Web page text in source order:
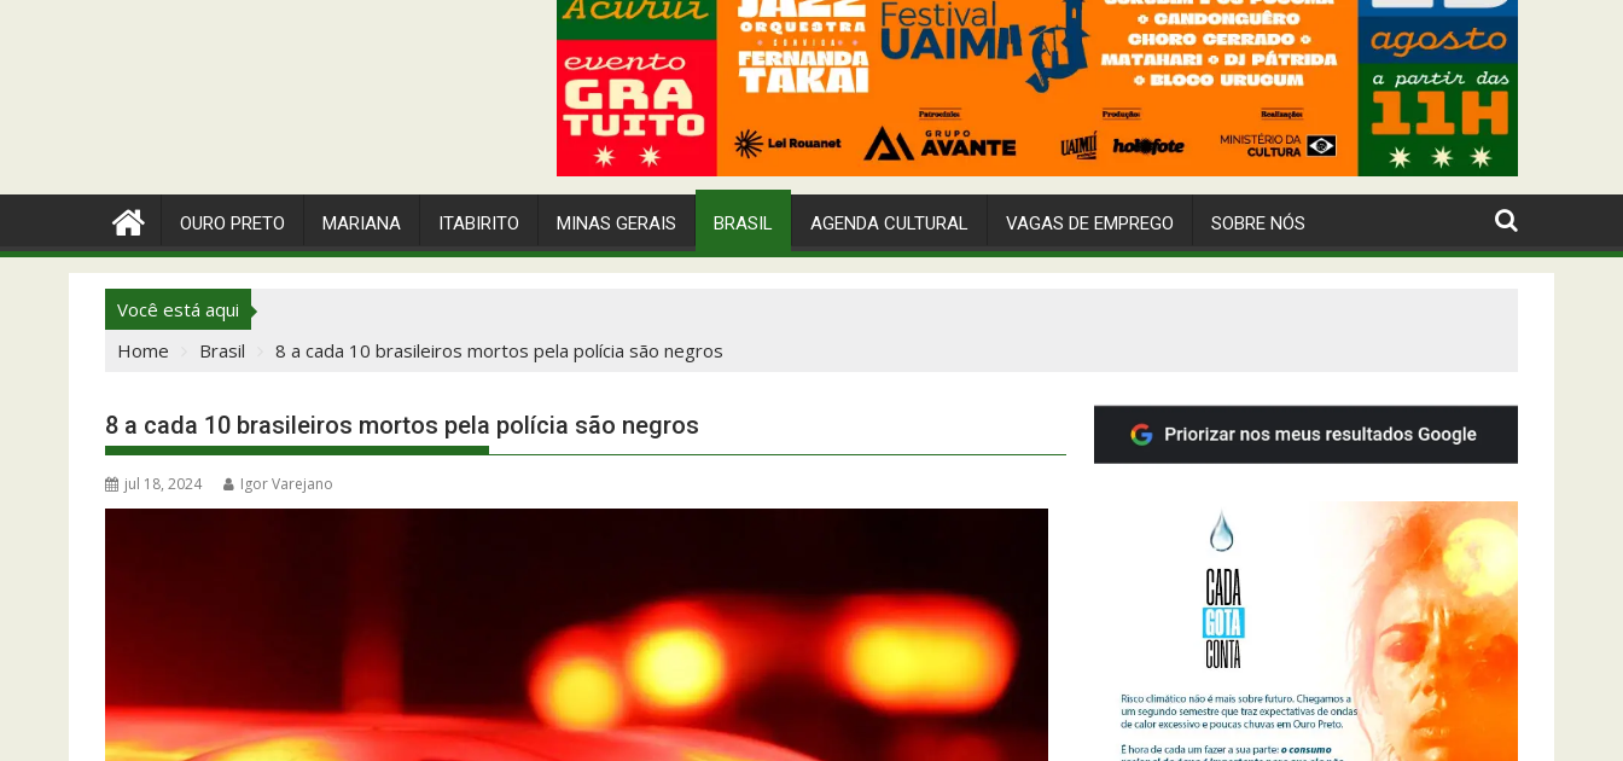
OURO PRETO MARIANA ITABIRITO MINAS GERAIS BRASIL AGENDA CULTURAL VAGAS DE EMPREGO SOBRE NÓS
Você está aqui
Home
Brasil 8 a cada 10 brasileiros mortos pela polícia são negros
8 a cada 10 brasileiros mortos pela polícia são negros
jul 18, 2024 Igor Varejano